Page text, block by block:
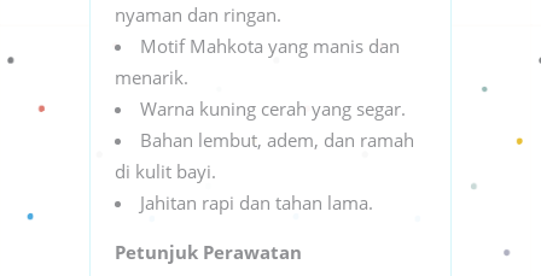
nyaman dan ringan.
Motif Mahkota yang manis dan
menarik.
Warna kuning cerah yang segar.
Bahan lembut, adem, dan ramah
di kulit bayi.
Jahitan rapi dan tahan lama.
Petunjuk Perawatan